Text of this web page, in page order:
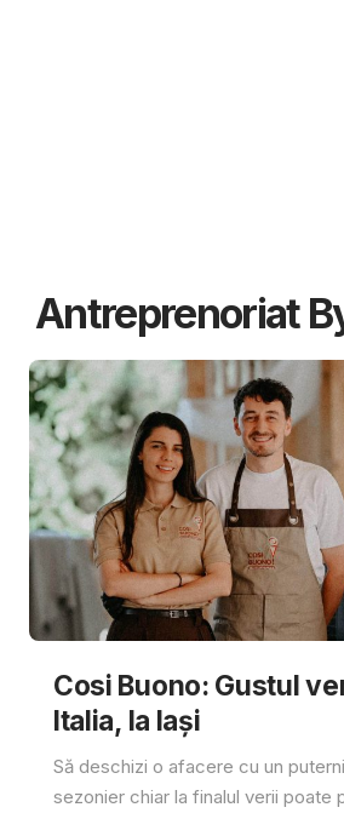
Antreprenoriat
Cosi Buono: Gustul
Italia, la Iași
Să deschizi o afacere cu un
sezonier chiar la finalul verii poate